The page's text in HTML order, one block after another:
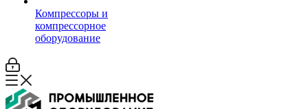
Компрессоры и
компрессорное
оборудование